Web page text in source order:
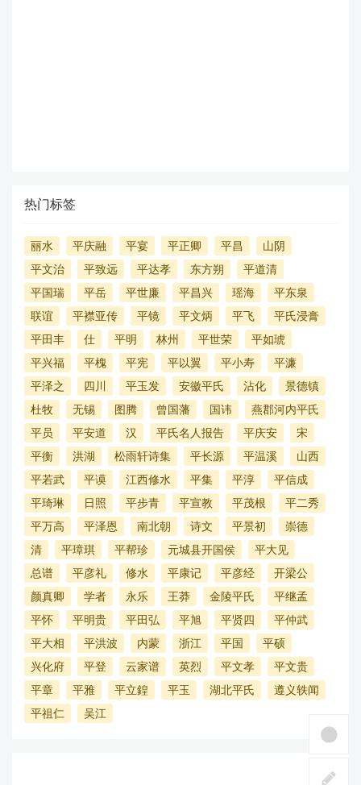
热门标签
丽水 平庆融 平宴 平正卿 平昌
山阴
平文治
平致远 平达孝 东方朔
平道清
平国瑞
平岳 平世廉 平昌兴 瑶海
平东泉
联谊
平襟亚传 平镜 平文炳 平飞
平氏浸膏
平田丰
仕 平明 林州 平世荣
平如琥
平兴福
平槐 平宪 平以翼 平小寿
平濂
平泽之
四川 平玉发 安徽平氏 沾化
景德镇
杜牧
无锡 图腾 曾国藩 国讳
燕郡河内平氏
平员
平安道 汉 平氏名人报告 平庆安
宋
平衡
洪湖 松雨轩诗集 平长源 平温溪
山西
平若武
平谟 江西修水 平集 平淳
平信成
平琦琳
日照 平步青 平宣教 平茂根
平二秀
平万高
平泽恩 南北朝 诗文 平景初
崇德
清
平璋琪 平帮珍 元城县开国侯
平大见
总谱
平彦礼 修水 平康记 平彦经
开梁公
颜真卿
学者 永乐 王莽 金陵平氏
平继孟
平怀
平明贵 平田弘 平旭 平贤四
平仲武
平大相
平洪波 内蒙 浙江 平国
平硕
兴化府
平登 云家谱 英烈 平文孝
平文贵
平章
平雅 平立鍠 平玉 湖北平氏
遵义轶闻
平祖仁
吴江